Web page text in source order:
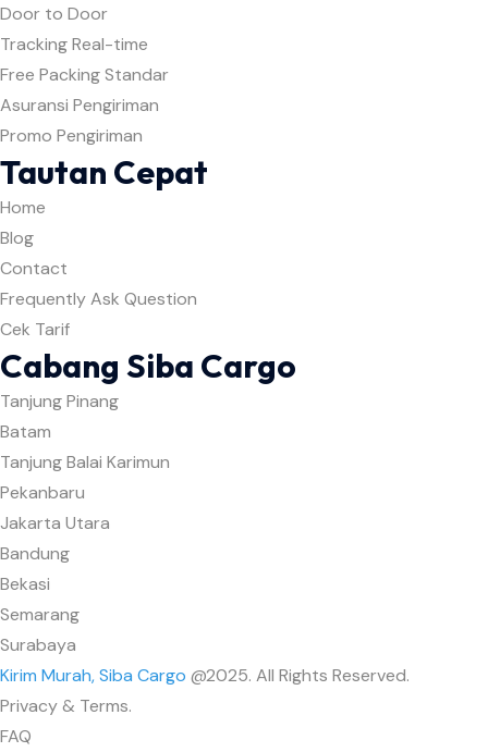
Door to Door
Tracking Real-time
Free Packing Standar
Asuransi Pengiriman
Promo Pengiriman
Tautan Cepat
Home
Blog
Contact
Frequently Ask Question
Cek Tarif
Cabang Siba Cargo
Tanjung Pinang
Batam
Tanjung Balai Karimun
Pekanbaru
Jakarta Utara
Bandung
Bekasi
Semarang
Surabaya
Kirim Murah, Siba Cargo @2025. All Rights Reserved.
Privacy & Terms.
FAQ